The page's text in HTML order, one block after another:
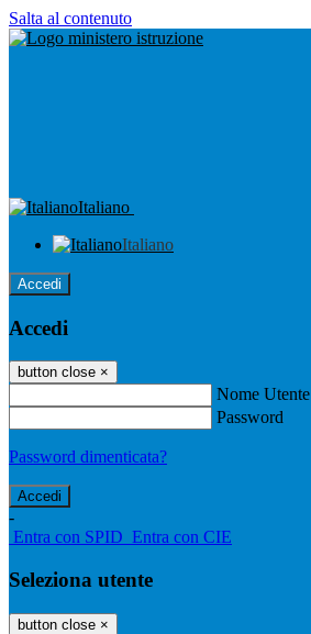
Salta al contenuto
Italiano
Italiano
Accedi
Accedi
button close ×
Nome Utente
Password
Password dimenticata?
-
Entra con SPID Entra con CIE
Seleziona utente
button close ×